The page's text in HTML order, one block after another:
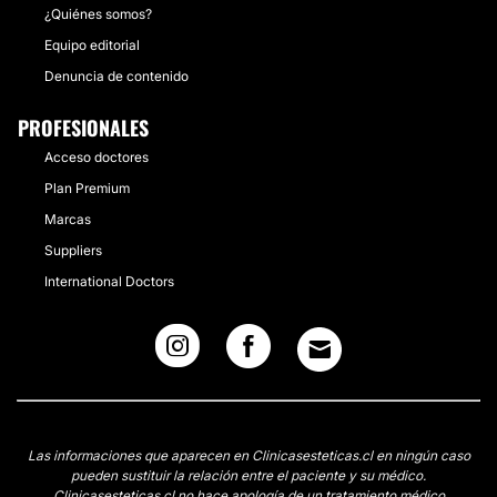
¿Quiénes somos?
Equipo editorial
Denuncia de contenido
PROFESIONALES
Acceso doctores
Plan Premium
Marcas
Suppliers
International Doctors
Las informaciones que aparecen en Clinicasesteticas.cl en ningún caso
pueden sustituir la relación entre el paciente y su médico.